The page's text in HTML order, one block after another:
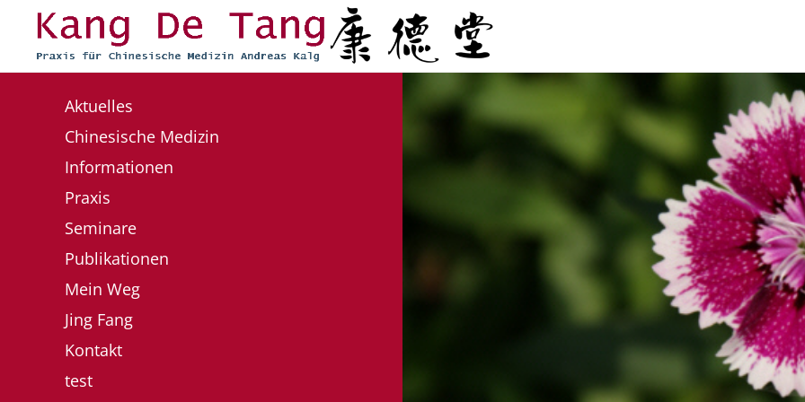
Zum Hauptinhalt springen
Aktuelles
Chinesische Medizin
Informationen
Praxis
Seminare
Publikationen
Mein Weg
Jing Fang
Kontakt
test